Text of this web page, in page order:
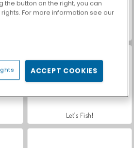
Let's Fish!
the button on the right, you can
For more information see our
ACCEPT COOKIES